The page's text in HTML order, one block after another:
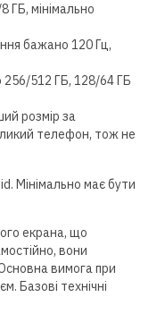
ГБ, мінімально
бажано 120 Гц,
256/512 ГБ, 128/64 ГБ
розмір за
телефон, тож не
Мінімально має бути
екрана, що
вони
вимога при
Базові технічні